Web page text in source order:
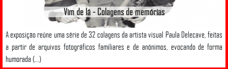
Vim de lá - Colagens de memórias
A exposição reúne uma série de 32 colagens da artista visual Paula Delecave, feitas
a partir de arquivos fotográficos familiares e de anónimos, evocando de forma
humorada (...)